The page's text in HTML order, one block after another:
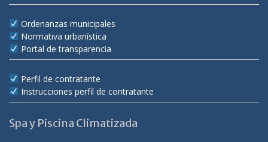
Ordenanzas municipales
Normativa urbanística
Portal de transparencia
Perfil de contratante
Instrucciones perfil de contratante
Spa y Piscina Climatizada